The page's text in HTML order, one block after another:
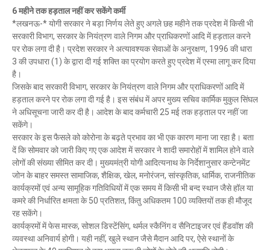
Mau Beat Media-Dec 10 2022
Mau:-मऊ के काजीटोला निवासी गौरव वर्मा बने आइएएस
Mau Beat Media- Dec 06 2022
Mau:-शिव धनुष भंग,राम बारात कल
Mau Beat Media Nov 28 2022
Mau:-जांच में 74 खाद्य नमूनों में 19 में मिली मिलावट
Mau Beat Media-Nov 15 2022
Mau:-जिला पंचायत सदस्य प्रतिनिधि को बनाया बंधक
Mau:-सांप को हाथ में लपेटे में पहुंचा युवक अस्पताल, मची अफरा
Mau Beat Media-Nov 14 2022
Prayagraj:- इतिहास के पन्नों में विलुप्त हो गये स्वतंत्रता
Mau Beat Media-Sep 22 2024
Fear of missing out-FOMO
Mau Beat Media- Sep 22 2024
6 महीने तक हड़ताल नहीं कर सकेंगे कर्मी
*लखनऊ-* योगी सरकार ने बड़ा निर्णय लेते हुए अगले छह महीने तक प्रदेश में किसी भी
सरकारी विभाग, सरकार के नियंत्रण वाले निगम और प्राधिकरणों आदि में हड़ताल करने
पर रोक लगा दी है। प्रदेश सरकार ने अत्यावश्यक सेवाओं के अनुरक्षण, 1996 की धारा
3 की उपधारा (1) के द्वारा दी गई शक्ति का प्रयोग करते हुए प्रदेश में एस्मा लागू कर दिया
है।
जिसके बाद सरकारी विभाग, सरकार के नियंत्रण वाले निगम और प्राधिकरणों आदि में
हड़ताल करने पर रोक लगा दी गई है। इस संबंध में अपर मुख्य सचिव कार्मिक मुकुल सिंघल
ने अधिसूचना जारी कर दी है। आदेश के बाद कर्मचारी 25 मई तक हड़ताल पर नहीं जा
सकेंगे।
सरकार के इस फैसले को कोरोना के बढ़ते प्रभाव का भी एक कारण माना जा रहा है। बता
दें कि सोमवार को जारी किए गए एक आदेश में सरकार ने शादी समारोहों में शामिल होने वाले
लोगों की संख्या सीमित कर दी। मुख्यमंत्री योगी आदित्यनाथ के निर्देशानुसार कन्टेनमेंट
जोन के बाहर समस्त सामाजिक, शैक्षिक, खेल, मनोरंजन, सांस्कृतिक, धार्मिक, राजनीतिक
कार्यक्रमों एवं अन्य सामूहिक गतिविधियों में एक समय में किसी भी बन्द स्थान जैसे हॉल या
कमरे की निर्धारित क्षमता के 50 प्रतिशत, किंतु अधिकतम 100 व्यक्तियों तक ही मौजूद
रह सकेंगे।
कार्यक्रमों में फेस मास्क, सोशल डिस्टेंसिंग, थर्मल स्कैनिंग व सैनिटाइजर एवं हैंडवॉश की
व्यवस्था अनिवार्य होगी। यही नहीं, खुले स्थान जैसे मैदान आदि पर, ऐसे स्थानों के